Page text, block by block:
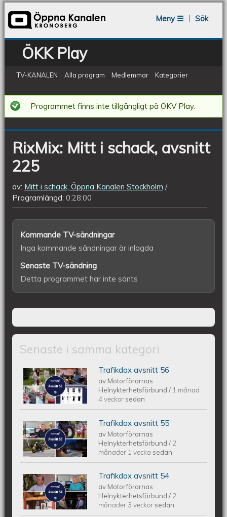
Meny ☰
Sök
ÖKK Play
TV-KANALEN Alla program Medlemmar Kategorier
RixMix:
Mitt
i
schack,
avsnitt
225
Programmet finns inte tillgängligt på ÖKV Play.
RixMix: Mitt i schack, avsnitt
225
av: Mitt i schack, Öppna Kanalen Stockholm
Programlängd: 0:28:00
Kommande TV-sändningar
Inga kommande sändningar är inlagda
Senaste TV-sändning
Detta programmet har inte sänts
Senaste i samma kategori
Trafikdax - Avsnitt 56
Trafikdax avsnitt 56
av Motorförarnas
Helnykterhetsförbund/ 1 månad
4 veckor sedan
Trafikdax - Avsnitt 55
Trafikdax avsnitt 55
av Motorförarnas
Helnykterhetsförbund/ 2
månader 1 vecka sedan
Trafikdax avsnitt 54
Trafikdax avsnitt 54
av Motorförarnas
Helnykterhetsförbund/ 2
månader 3 veckor sedan